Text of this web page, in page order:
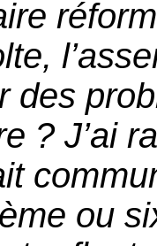
des
? J’ai
ou